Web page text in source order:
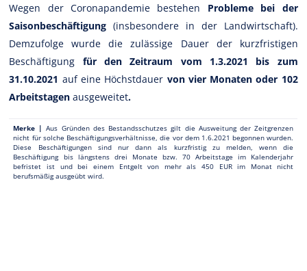
Wegen der Coronapandemie bestehen Probleme bei der
Saisonbeschäftigung(insbesondere in der Landwirtschaft).
Demzufolge wurde die zulässige Dauer der kurzfristigen
Beschäftigung für den Zeitraum vom 1.3.2021 bis zum
31.10.2021 auf eine Höchstdauer von vier Monaten oder 102
Arbeitstagenausgeweitet.
Merke | Aus Gründen des Bestandsschutzes gilt die Ausweitung der Zeitgrenzen
nicht für solche Beschäftigungsverhältnisse, die vor dem 1.6.2021 begonnen wurden.
Diese Beschäftigungen sind nur dann als kurzfristig zu melden, wenn die
Beschäftigung bis längstens drei Monate bzw. 70 Arbeitstage im Kalenderjahr
befristet ist und bei einem Entgelt von mehr als 450 EUR im Monat nicht
berufsmäßig ausgeübt wird.